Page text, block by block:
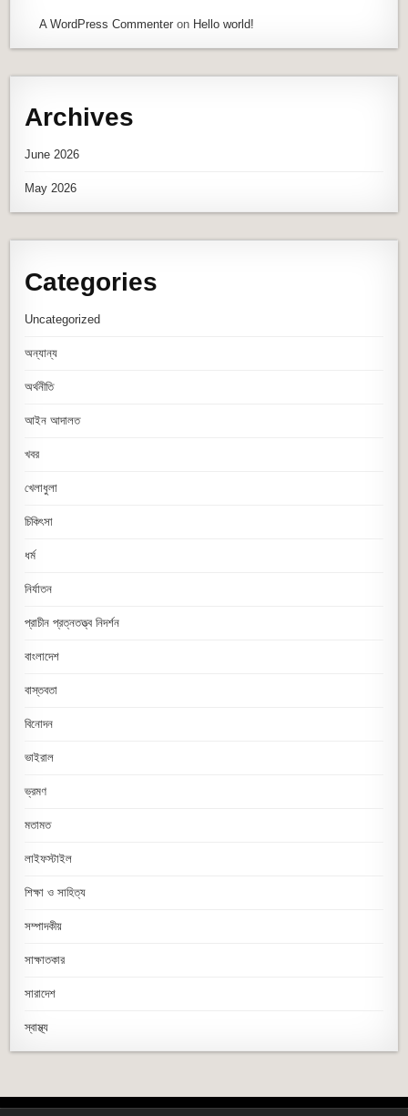
A WordPress Commenteron Hello world!
Archives
June 2026
May 2026
Categories
Uncategorized
অন্যান্য
অর্থনীতি
আইন আদালত
খবর
খেলাধুলা
চিকিৎসা
ধর্ম
নির্যাতন
প্রাচীন প্রত্নতত্ত্ব নিদর্শন
বাংলাদেশ
বাস্তবতা
বিনোদন
ভাইরাল
ভ্রমণ
মতামত
লাইফস্টাইল
শিক্ষা ও সাহিত্য
সম্পাদকীয়
সাক্ষাতকার
সারাদেশ
স্বাস্থ্য